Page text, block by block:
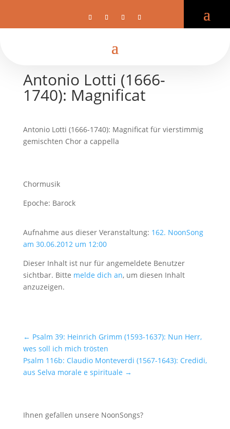
Antonio Lotti (1666-
1740): Magnificat
Antonio Lotti (1666-1740): Magnificat für vierstimmig
gemischten Chor a cappella
Chormusik
Epoche: Barock
Aufnahme aus dieser Veranstaltung: 162. NoonSong
am 30.06.2012 um 12:00
Dieser Inhalt ist nur für angemeldete Benutzer
sichtbar. Bitte melde dich an, um diesen Inhalt
anzuzeigen.
← Psalm 39: Heinrich Grimm (1593-1637): Nun Herr,
wes soll ich mich trösten
Psalm 116b: Claudio Monteverdi (1567-1643): Credidi,
aus Selva morale e spirituale →
Ihnen gefallen unsere NoonSongs?